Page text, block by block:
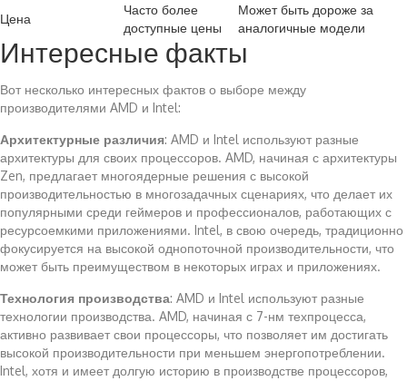
Цена
Часто более
доступные цены
Может быть дороже за
аналогичные модели
Интересные факты
Вот несколько интересных фактов о выборе между
производителями AMD и Intel:
Архитектурные различия: AMD и Intel используют разные
архитектуры для своих процессоров. AMD, начиная с архитектуры
Zen, предлагает многоядерные решения с высокой
производительностью в многозадачных сценариях, что делает их
популярными среди геймеров и профессионалов, работающих с
ресурсоемкими приложениями. Intel, в свою очередь, традиционно
фокусируется на высокой однопоточной производительности, что
может быть преимуществом в некоторых играх и приложениях.
Технология производства: AMD и Intel используют разные
технологии производства. AMD, начиная с 7-нм техпроцесса,
активно развивает свои процессоры, что позволяет им достигать
высокой производительности при меньшем энергопотреблении.
Intel, хотя и имеет долгую историю в производстве процессоров,